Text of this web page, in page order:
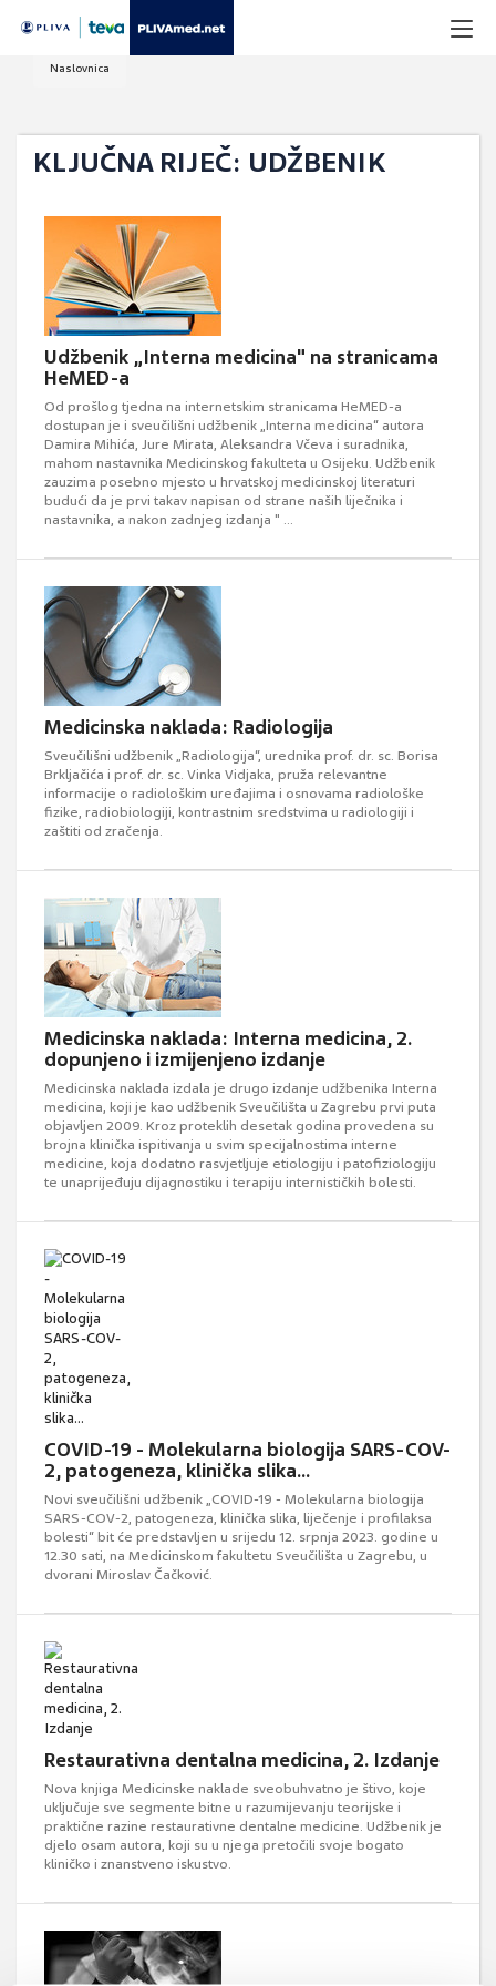
Naslovnica
KLJUČNA RIJEČ: UDŽBENIK
Udžbenik „Interna medicina" na stranicama
HeMED-a
Od prošlog tjedna na internetskim stranicama HeMED-a
dostupan je i sveučilišni udžbenik „Interna medicina“ autora
Damira Mihića, Jure Mirata, Aleksandra Včeva i suradnika,
mahom nastavnika Medicinskog fakulteta u Osijeku. Udžbenik
zauzima posebno mjesto u hrvatskoj medicinskoj literaturi
budući da je prvi takav napisan od strane naših liječnika i
nastavnika, a nakon zadnjeg izdanja " ...
Medicinska naklada: Radiologija
Sveučilišni udžbenik „Radiologija“, urednika prof. dr. sc. Borisa
Brkljačića i prof. dr. sc. Vinka Vidjaka, pruža relevantne
informacije o radiološkim uređajima i osnovama radiološke
fizike, radiobiologiji, kontrastnim sredstvima u radiologiji i
zaštiti od zračenja.
Medicinska naklada: Interna medicina, 2.
dopunjeno i izmijenjeno izdanje
Medicinska naklada izdala je drugo izdanje udžbenika Interna
medicina, koji je kao udžbenik Sveučilišta u Zagrebu prvi puta
objavljen 2009. Kroz proteklih desetak godina provedena su
brojna klinička ispitivanja u svim specijalnostima interne
medicine, koja dodatno rasvjetljuje etiologiju i patofiziologiju
te unaprijeđuju dijagnostiku i terapiju internističkih bolesti.
COVID-19 - Molekularna biologija SARS-COV-
2, patogeneza, klinička slika...
Novi sveučilišni udžbenik „COVID-19 - Molekularna biologija
SARS-COV-2, patogeneza, klinička slika, liječenje i profilaksa
bolesti“ bit će predstavljen u srijedu 12. srpnja 2023. godine u
12.30 sati, na Medicinskom fakultetu Sveučilišta u Zagrebu, u
dvorani Miroslav Čačković.
Restaurativna dentalna medicina, 2. Izdanje
Nova knjiga Medicinske naklade sveobuhvatno je štivo, koje
uključuje sve segmente bitne u razumijevanju teorijske i
praktične razine restaurativne dentalne medicine. Udžbenik je
djelo osam autora, koji su u njega pretočili svoje bogato
kliničko i znanstveno iskustvo.